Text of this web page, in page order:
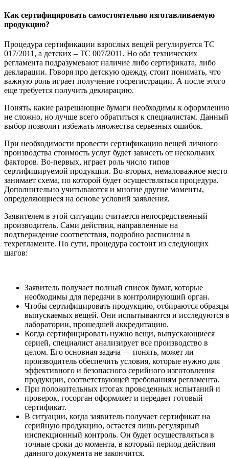
Как сертифицировать самостоятельно изготавливаемую
продукцию?
Процедура сертификации взрослых вещей регулируется ТС
017/2011, а детских – ТС 007/2011. Но оба технических
регламента подразумевают наличие либо сертификата, либо
декларации. Говоря про детскую одежду, стоит понимать, что
важную роль играет получение госрегистрации. А после этого
еще требуется получить декларацию.
Понять, какие разрешающие бумаги необходимы к оформлению
не сложно, но лучше всего обратиться к специалистам. Данный
выбор позволит избежать множества серьезных ошибок.
При необходимости провести сертификацию вещей личного
производства стоимость услуг будет зависеть от нескольких
факторов. Во-первых, играет роль число типов
сертифицируемой продукции. Во-вторых, немаловажное место
занимает схема, по которой будет осуществляться процедура.
Дополнительно учитываются и многие другие моменты,
определяющиеся на основе условий заявления.
Заявителем в этой ситуации считается непосредственный
производитель. Сами действия, направленные на
подтверждение соответствия, подробно расписаны в
техрегламенте. По сути, процедура состоит из следующих
шагов:
Заявитель получает полный список бумаг, которые
необходимы для передачи в контролирующий орган.
Чтобы сертифицировать продукцию, отбираются образцы
выпускаемых вещей. Они испытываются и исследуются в
лаборатории, прошедшей аккредитацию.
Когда сертифицировать нужно вещи, выпускающиеся
серией, специалист анализирует все производство в
целом. Его основная задача — понять, может ли
производитель обеспечить условия, которые нужно для
эффективного и безопасного серийного изготовления
продукции, соответствующей требованиям регламента.
При положительных итогах проведенных испытаний и
проверок, госорган оформляет и передает готовый
сертификат.
В ситуации, когда заявитель получает сертификат на
серийную продукцию, остается лишь регулярный
инспекционный контроль. Он будет осуществляться в
точные сроки до момента, в который период действия
данного документа не закончится.